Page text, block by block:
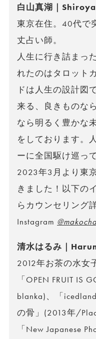
白山真湖｜
東京在住。40代で
丈占い師。
人生に行き詰まっ
れたのはタロット
ドは人生の設計図
来る、良きものな
なら明るく豊かな
をしております。
ーに全国駆け巡っ
2023年3月より東
きました！以下の
らカウンセリング
Instagram
清水はるみ｜
2012年お茶の水女
「OPEN FRUIT IS
blanka)、「
の骨」(2013年/
「New Japanese